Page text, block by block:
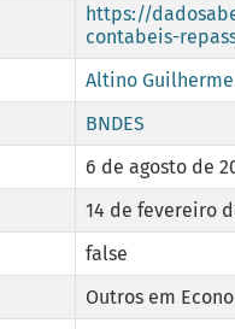
https://
contabeis-
Altino Guilherme
BNDES
6 de agosto de
14 de fevereiro
false
Outros em